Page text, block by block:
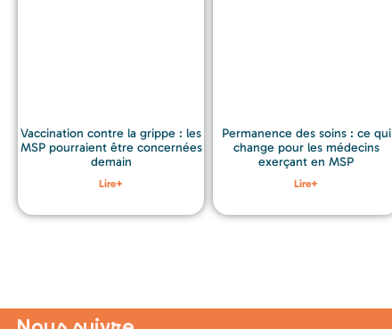
Vaccination contre la grippe : les
MSP pourraient être concernées
demain
Lire+
Permanence des soins : ce qui
change pour les médecins
exerçant en MSP
Lire+